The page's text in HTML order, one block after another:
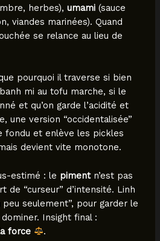
herbes), umami(sauce
viandes marinées). Quand
se relance au lieu de
pourquoi il traverse si bien
mi au tofu marche, si le
et qu’on garde l’acidité et
une version “occidentalisée”
fondu et enlève les pickles
devient vite monotone.
estimé : le pimentn’est pas
de “curseur” d’intensité. Linh
seulement”, pour garder le
Insight final :
force
.